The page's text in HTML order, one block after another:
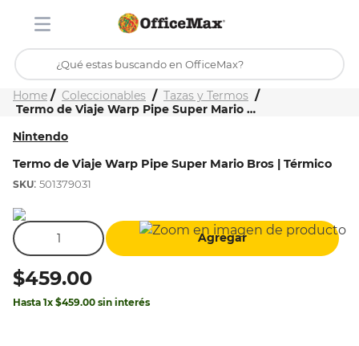
¿Qué estas buscando en OfficeMax?
Inicio Tienda
Coleccionables
Tazas y Termos
Termo de Viaje Warp Pipe Super Mario Bros | Térmico
Nintendo
Termo de Viaje Warp Pipe Super Mario Bros | Térmico
: 501379031
Agregar
$459.00
Hasta 1x $459.00 sin interés
TÉRMINOS MÁS BUSCADOS
1.
ojo turco
2.
toy story
3.
stitch
4.
5.
mochilas
6.
stuk
7.
mochila